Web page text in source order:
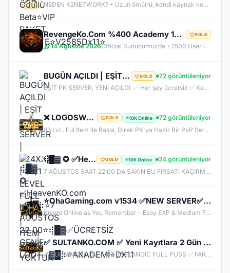
NEDEN K2NETWORK? • Uzun ömürlü, kendi kaynak koduna sahip gerçek bir proje – hazır dosya alıp 1 haftada patlayan server değil. • %100 farm mantığı – KC/TL zorunluluğu yok, her şey oynayarak kazanılabilir. • Upgrade sınırı yok! – +30 Rebirthe kadar ilerleyen, +5’e kadar basılan takılar! • Tamamen ücretsiz PUS, paranızı sevdiklerinize ve ailenize ayırabilirsiniz! • Upgrade oranları şeffaf – % kaç ihtimalle bastığını ekranda net görüyorsun. • Auto Upgrade sistemi oyuna direkt entegre
RevengeKo.Com %400 Academy 14 Ağustos 2026 | v.2585 Light Farm | 1500 TL Değerinde VIP Paket Hediye GOLD
14 Ağustos 2026 Official Sunucumuzda +2500 User ile sorunsuz bir şekilde sunucumuzu aktif ettik. Aktif edilen sunucumuza geç kalmış veya başlayamayan oyuncularımız için 2. Akademi Sunucumuz 14 Ağustos Cuma günü Aktif Edilecektir. %400 DROP , %400 EXP , %400 Coins Drobu olarak sunucu 14 ağustosda academy olarak aktif edilecektir. Sunucumuz 1 Lv aktif edilmesine rağmen oyuncularımızın geri kalmaması için Akademi sunucumuz 83 Lv Başlangıç Full Skill olarak aktif edilecektir.
BUGÜN AÇILDI | EŞİT PK SERVER | V24XXX | 83/1 LEVEL FULL İTEM | İTEM SATIŞI YOKTUR GOLD
72 görüntüleniyor
EŞİT PK SERVER, YENİ AÇILDI. ✅ Her şey ücretsiz ✅ Kesinlikle item satışı yok ✅ Herkes eşit şartlarda başlayacak ✅ JR, BDW, Chaos ve savaş etkinlikleri aktif ✅ Kalabalık ve rekabetçi PK ortamı Bu cumartesi saat 21:00’da yeniden bizimle olun. Arkadaşlarınızı da davet edin, hep birlikte daha güçlü ve daha kalabalık bir başlangıç yapalım! Desteğiniz ve anlayışınız için teşekkür ederiz.
❌ LOGOSWAR.COM ❌ [ 83/1 ] PK SERVER ▌FULL ITEM BAŞLANGIÇ ▌Adım Atamayacağın Kadar Kalabalık GOLD 10K Online
72 görüntüleniyor
83 LvL. Ful İtem ile Başla, Direk PK'ya Hazir Bir PvP Server, Full Pus'da Hediye, 10.000 Oyuncu Kitlesi ile Türkiye'nin En Kalabalık PK Serveri, Sizlerde Hemen Yerinizi Alın.
⢾█▓ ✪ ✅HeavenKO.com ✅▓█⡷⭐7 AĞUSTOS 22.00⭐⢾█▓✅ÜCRETSİZ GENİE LOOT✅▓█⡷⭐AKADEMİ⭐DX11 GOLD 10K Online
24 görüntüleniyor
7 AĞUSTOS SAAT 22:00 DA SAKIN BU FIRSATI KAÇIRMA! BİZİMLE YOLA ÇIKAN HERKES BUGÜN İPTAL! BİZ İSE 6.AYIMIZI DEVİRDİK, İLK GÜNKİ GİBİ GEÇ KALMAYACAĞIN TEK SİSTEM!
⭐OhaGaming.com v1534 ✅NEW SERVER✅BETA 12.06.2026✅OFFICIAL 19.06.2026
Knight Online as You Remember - Easy EXP & Medium Farm - Cheat & Bug Free - Long Lasting & Stable Server - Active & Helpful Support - Balanced Skills & Classes - Friendly Community - Unique Features - New & Custom Events - Join us Now!
✅ SULTANKO.COM ✅ Yeni Kayıtlara 2 Gün 500x Drop Bonus! ✅⭐ Pk Farm Server Ücretsiz! ⭐ DELTASOFT⭐
✅ SULTANKO.COM ✅ 83 BASLANGIC FULL PUSS ✅ FARM PK SERVER ✅⭐ 29.05.2026 22:00 OFFICIAL ⭐ DELTASOFT⭐